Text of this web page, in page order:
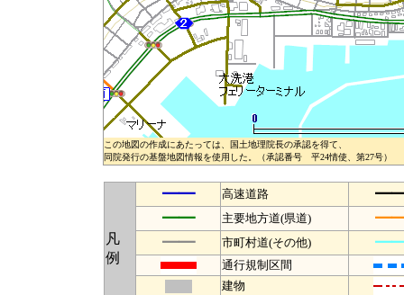
この地図の作成にあたっては、国土地理院長の承認を得て、
同院発行の基盤地図情報を使用した。（承認番号 平24情使、第27号）
凡
例
━━ 高速道路
━━
主要地方道(県道)
━━
市町村道(その他)
通行規制区間
建物